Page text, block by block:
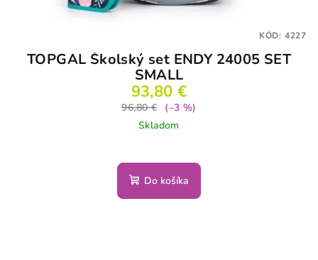
TOPGAL Školský set ENDY 24005 SET
SMALL
93,80 €
96,80 €
(–3 %)
Skladom
Do košíka
KÓD: 4227